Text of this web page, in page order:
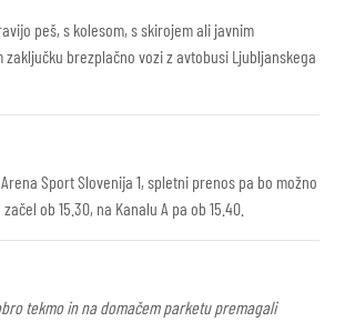
peš, s kolesom, s skirojem ali javnim
brezplačno vozi z avtobusi Ljubljanskega
Sport Slovenija 1, spletni prenos pa bo možno
ob 15.30, na Kanalu A pa ob 15.40.
tekmo in na domačem parketu premagali